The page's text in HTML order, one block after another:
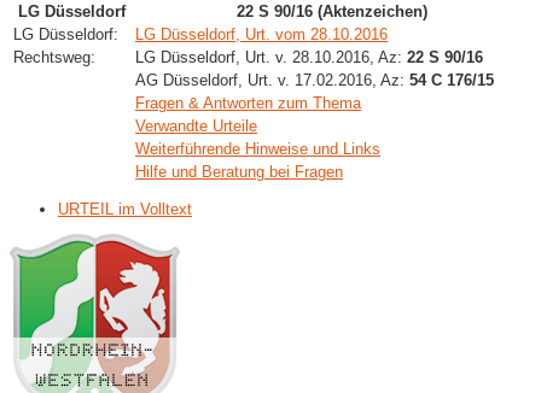
LG Düsseldorf
22 S 90/16 (Aktenzeichen)
LG Düsseldorf:
LG Düsseldorf, Urt. vom 28.10.2016
Rechtsweg:
LG Düsseldorf, Urt. v. 28.10.2016, Az: 22 S 90/16
AG Düsseldorf, Urt. v. 17.02.2016, Az: 54 C 176/15
Fragen & Antworten zum Thema
Verwandte Urteile
Weiterführende Hinweise und Links
Hilfe und Beratung bei Fragen
URTEIL im Volltext